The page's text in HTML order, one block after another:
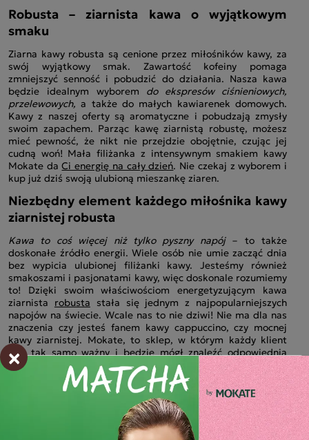
Robusta – ziarnista kawa o wyjątkowym
smaku
Ziarna kawy robusta są cenione przez miłośników kawy, za
swój wyjątkowy smak. Zawartość kofeiny pomaga
zmniejszyć senność i pobudzić do działania. Nasza kawa
będzie idealnym wyborem do ekspresów ciśnieniowych,
przelewowych, a także do małych kawiarenek domowych.
Kawy z naszej oferty są aromatyczne i pobudzają zmysły
swoim zapachem. Parząc kawę ziarnistą robustę, możesz
mieć pewność, że nikt nie przejdzie obojętnie, czując jej
cudną woń! Mała filiżanka z intensywnym smakiem kawy
Mokate daCi energię na cały dzień. Nie czekaj z wyborem i
kup już dziś swoją ulubioną mieszankę ziaren.
Niezbędny element każdego miłośnika kawy
ziarnistej robusta
Kawa to coś więcej niż tylko pyszny napój– to także
doskonałe źródło energii. Wiele osób nie umie zacząć dnia
bez wypicia ulubionej filiżanki kawy. Jesteśmy również
smakoszami i pasjonatami kawy, więc doskonale rozumiemy
to! Dzięki swoim właściwościom energetyzującym kawa
ziarnista robusta stała się jednym z najpopularniejszych
napojów na świecie. Wcale nas to nie dziwi! Nie ma dla nas
znaczenia czy jesteś fanem kawy cappuccino, czy mocnej
kawy ziarnistej. Mokate, to sklep, w którym każdy klient
jest tak samo ważny i będzie mógł znaleźć odpowiednią
kawę dla siebie.
Postaw na rodzinną firmę Mokate – najlepsza
jakość kawy ziarnistej robusta
W naszym sklepie pracują ludzie, którzy są pasjonatami
×